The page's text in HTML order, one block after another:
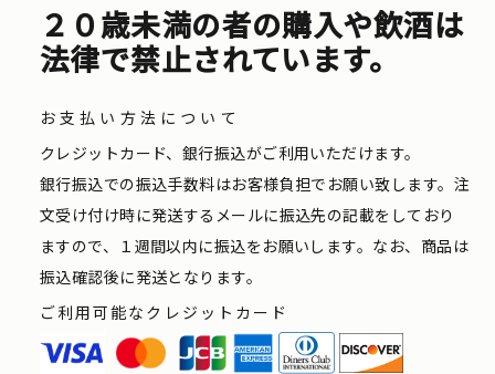
２０歳未満の者の購入や飲酒は
法律で禁止されています。
お支払い方法について
クレジットカード、銀行振込がご利用いただけます。
銀行振込での振込手数料はお客様負担でお願い致します。注
文受け付け時に発送するメールに振込先の記載をしており
ますので、１週間以内に振込をお願いします。なお、商品は
振込確認後に発送となります。
ご利用可能なクレジットカード